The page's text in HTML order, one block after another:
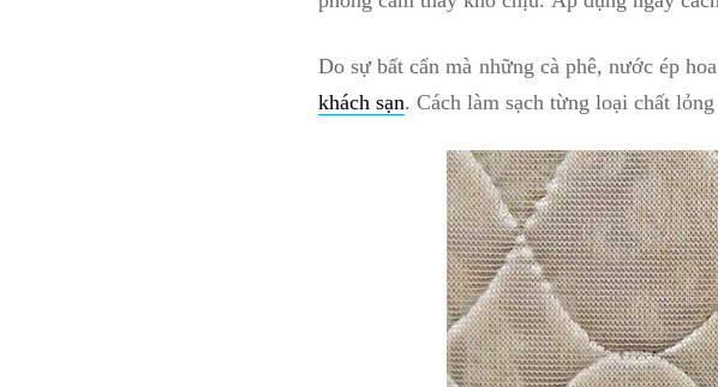
Do sự bất cẩn mà những cà phê, nước ép
khách sạn. Cách làm sạch từng loại chất